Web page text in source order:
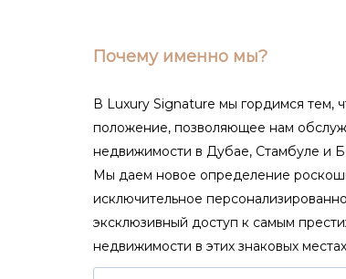
Почему именно мы?
В Luxury Signature мы гордимся тем,
положение, позволяющее нам
недвижимости в Дубае, Стамбуле и
Мы даем новое определение
исключительное
эксклюзивный доступ к самым
недвижимости в этих знаковых